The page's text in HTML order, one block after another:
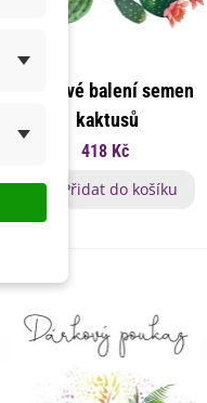
Dárkové balení semen
kaktusů
418 Kč
Přidat do košíku